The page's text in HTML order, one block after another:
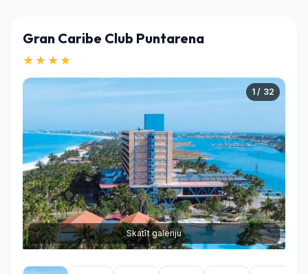
Gran Caribe Club Puntarena
★★★★
1 / 32
Skatīt galeriju